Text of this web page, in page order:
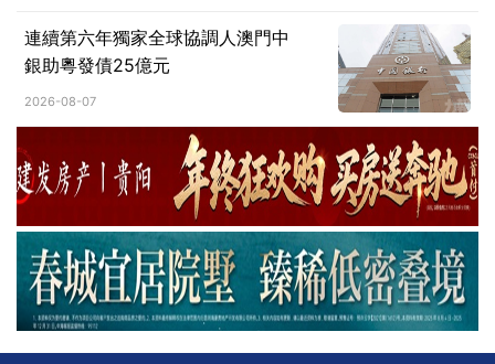
連續第六年獨家全球協調人澳門中
銀助粵發債25億元
2026-08-07